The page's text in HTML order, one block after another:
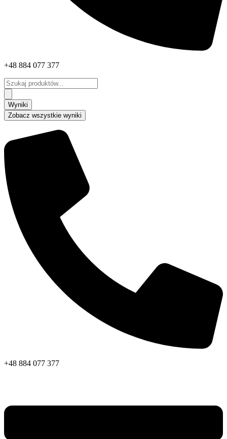
+48 884 077 377
Search
...
Wyniki
Zobacz wszystkie wyniki
+48 884 077 377